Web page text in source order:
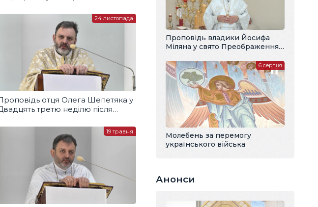
отця Олега Шепетяка у
третю неділю після
24 листопада
19 травня
Проповідь владики Йосифа
Міляна у свято Преображення
Молебень за перемогу
українського війська
6 серпня
Анонси